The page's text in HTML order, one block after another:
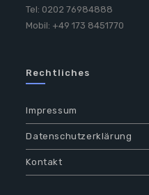
Tel: 0202 76984888
Mobil: +49 173 8451770
Rechtliches
Impressum
Datenschutzerklärung
Kontakt